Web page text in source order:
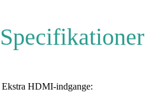
Specifikationer
Ekstra HDMI-indgange: